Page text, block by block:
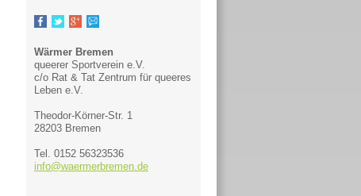
Wärmer Bremen
queerer Sportverein e.V.
c/o Rat & Tat Zentrum für queeres
Leben e.V.
Theodor-Körner-Str. 1
28203 Bremen
Tel. 0152 56323536
info@waermerbremen.de